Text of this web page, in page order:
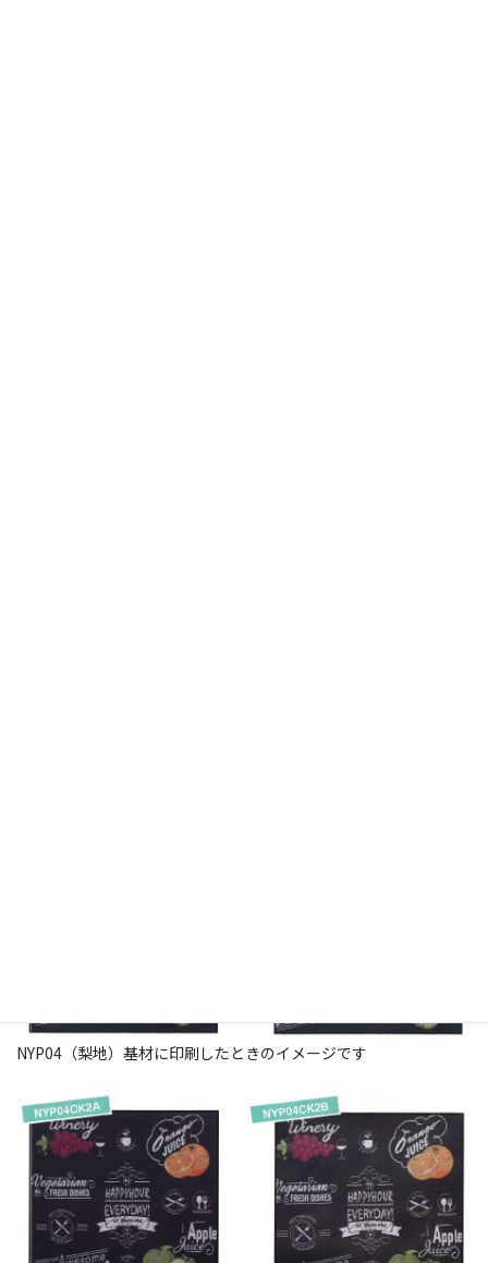
NYP04（梨地）基材に印刷したときのイメージです